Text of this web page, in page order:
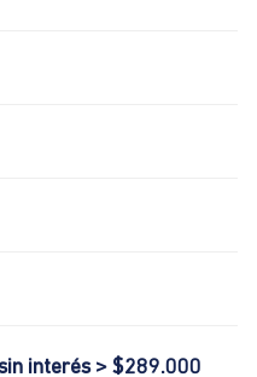
interés > $289.000